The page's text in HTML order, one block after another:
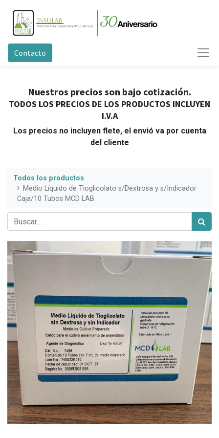
Contacto
Nuestros precios son bajo cotización.
TODOS LOS PRECIOS DE LOS PRODUCTOS INCLUYEN
I.V.A
Los precios no incluyen flete, el envió va por cuenta
del cliente
Todos los productos
Medio Líquido de Tioglicolato s/Dextrosa y s/Indicador
Caja/10 Tubos MCD LAB